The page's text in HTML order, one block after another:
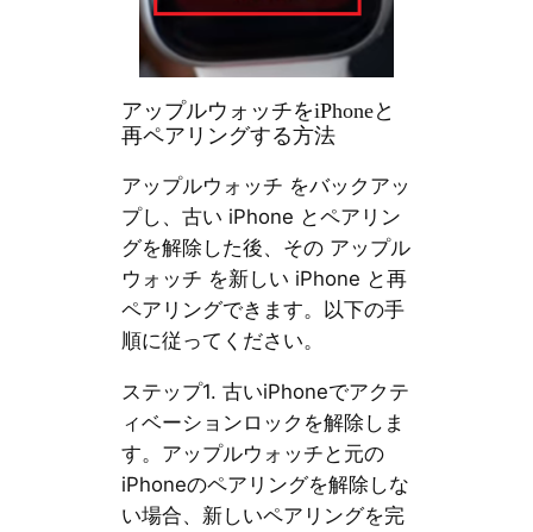
アップルウォッチをiPhoneと
再ペアリングする方法
アップルウォッチ をバックアッ
プし、古い iPhone とペアリン
グを解除した後、その アップル
ウォッチ を新しい iPhone と再
ペアリングできます。以下の手
順に従ってください。
ステップ1. 古いiPhoneでアクテ
ィベーションロックを解除しま
す。アップルウォッチと元の
iPhoneのペアリングを解除しな
い場合、新しいペアリングを完